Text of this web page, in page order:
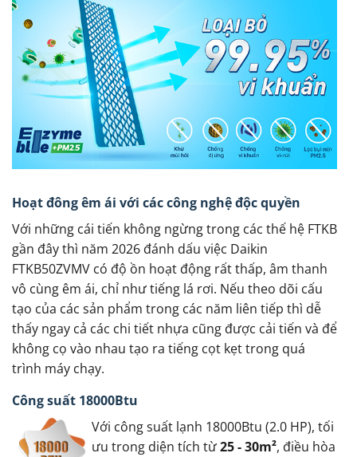
Hoạt đông êm ái với các công nghệ độc quyền
Với những cái tiến không ngừng trong các thế hệ FTKB
gần đây thì năm 2026 đánh dấu việc Daikin
FTKB50ZVMV có độ ồn hoạt động rất thấp, âm thanh
vô cùng êm ái, chỉ như tiếng lá rơi. Nếu theo dõi cấu
tạo của các sản phẩm trong các năm liên tiếp thì dễ
thấy ngay cả các chi tiết nhựa cũng được cải tiến và để
không cọ vào nhau tạo ra tiếng cọt kẹt trong quá
trình máy chạy.
Công suất 18000Btu
Với công suất lạnh 18000Btu (2.0 HP), tối
ưu trong diện tích từ25 - 30m², điều hòa